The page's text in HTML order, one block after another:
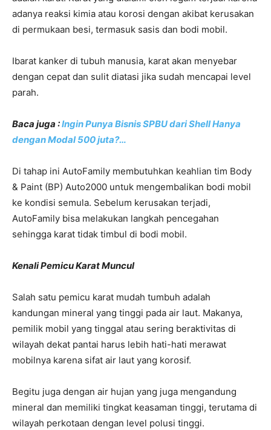
adanya reaksi kimia atau korosi dengan akibat kerusakan
di permukaan besi, termasuk sasis dan bodi mobil.
Ibarat kanker di tubuh manusia, karat akan menyebar
dengan cepat dan sulit diatasi jika sudah mencapai level
parah.
Baca juga :Ingin Punya Bisnis SPBU dari Shell Hanya
dengan Modal 500 juta?…
Di tahap ini AutoFamily membutuhkan keahlian tim Body
& Paint (BP) Auto2000 untuk mengembalikan bodi mobil
ke kondisi semula. Sebelum kerusakan terjadi,
AutoFamily bisa melakukan langkah pencegahan
sehingga karat tidak timbul di bodi mobil.
Kenali Pemicu Karat Muncul
Salah satu pemicu karat mudah tumbuh adalah
kandungan mineral yang tinggi pada air laut. Makanya,
pemilik mobil yang tinggal atau sering beraktivitas di
wilayah dekat pantai harus lebih hati-hati merawat
mobilnya karena sifat air laut yang korosif.
Begitu juga dengan air hujan yang juga mengandung
mineral dan memiliki tingkat keasaman tinggi, terutama di
wilayah perkotaan dengan level polusi tinggi.